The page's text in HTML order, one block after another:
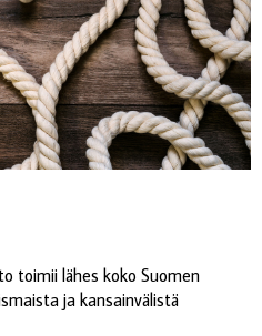
toimii lähes koko Suomen
ja kansainvälistä